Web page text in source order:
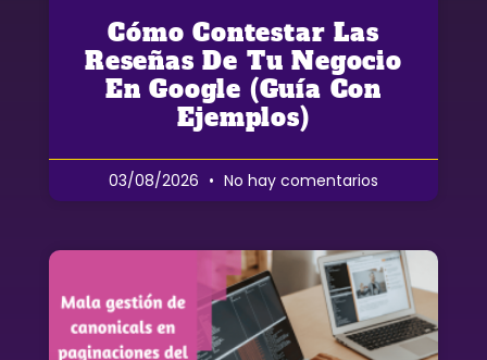
Cómo Contestar Las
Reseñas De Tu Negocio
En Google (guía Con
Ejemplos)
03/08/2026 No hay comentarios